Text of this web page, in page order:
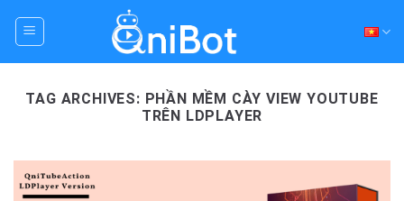
TAG ARCHIVES: PHẦN MỀM CÀY VIEW YOUTUBE
TRÊN LDPLAYER